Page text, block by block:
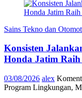
Sains Tekno dan
Konsisten
Honda Jatim Raih
03/08/2026 alex
Program Lingkungan,